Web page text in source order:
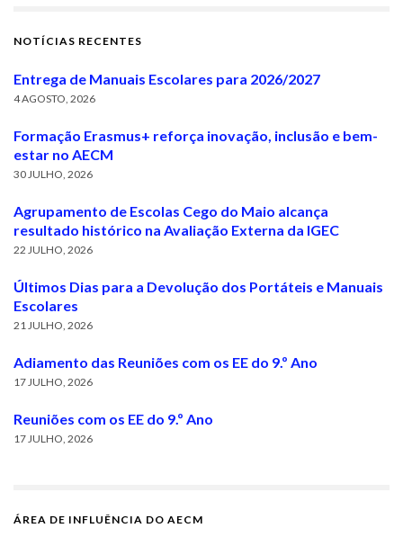
NOTÍCIAS RECENTES
Entrega de Manuais Escolares para 2026/2027
4 AGOSTO, 2026
Formação Erasmus+ reforça inovação, inclusão e bem-
estar no AECM
30 JULHO, 2026
Agrupamento de Escolas Cego do Maio alcança
resultado histórico na Avaliação Externa da IGEC
22 JULHO, 2026
Últimos Dias para a Devolução dos Portáteis e Manuais
Escolares
21 JULHO, 2026
Adiamento das Reuniões com os EE do 9.º Ano
17 JULHO, 2026
Reuniões com os EE do 9.º Ano
17 JULHO, 2026
ÁREA DE INFLUÊNCIA DO AECM